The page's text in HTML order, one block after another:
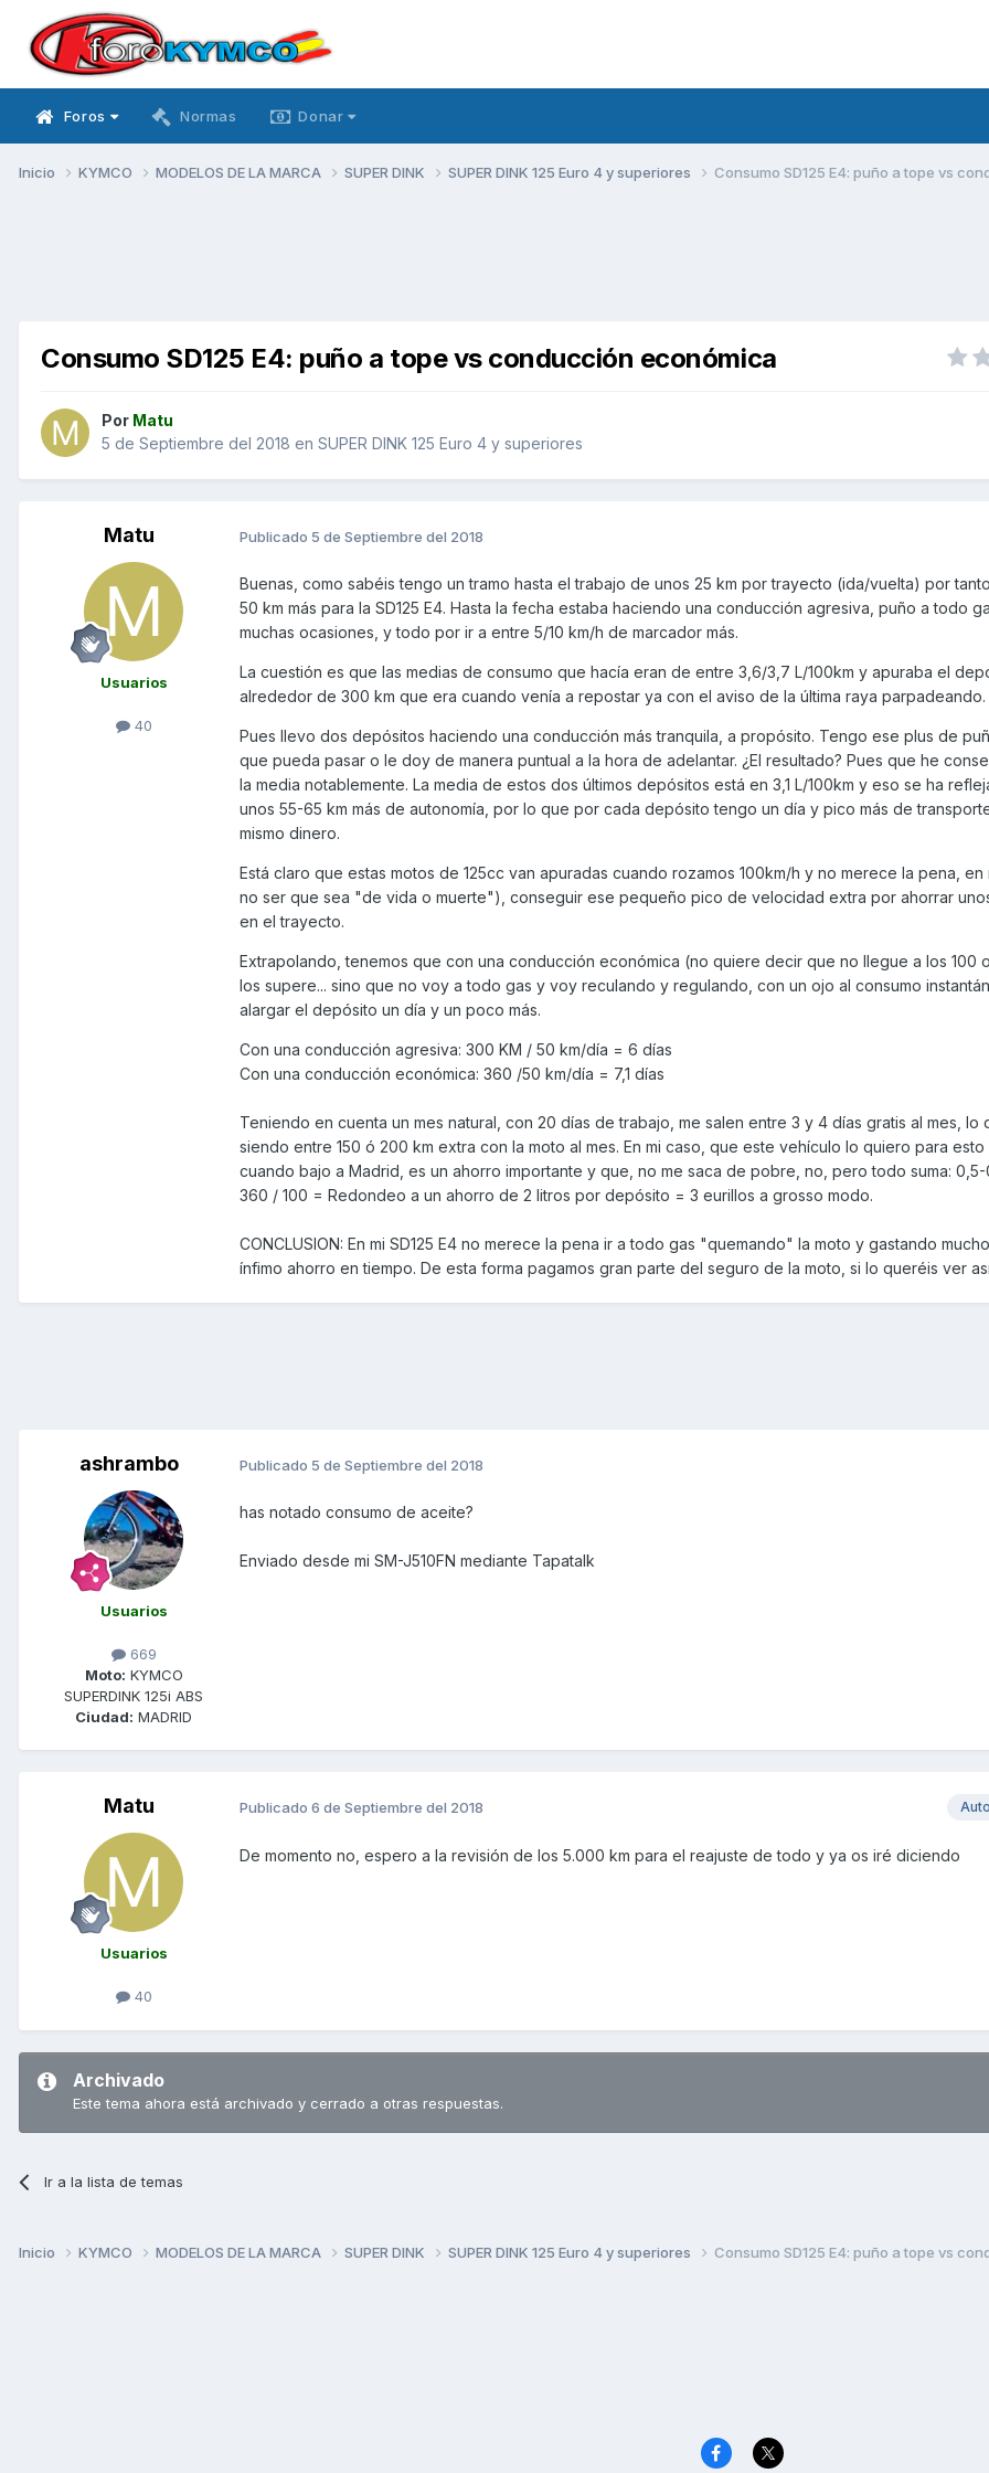
Foros Normas Donar
Inicio KYMCO MODELOS DE LA MARCA SUPER DINK SUPER DINK 125 Euro 4 y superiores Consumo SD125 E4: puño a tope vs
Consumo SD125 E4: puño a tope vs conducción económica
Por Matu
5 de Septiembre del 2018 en SUPER DINK 125 Euro 4 y superiores
Matu
Usuarios
40
Publicado 5 de Septiembre del 2018
Buenas, como sabéis tengo un tramo hasta el trabajo de unos 25 km por trayecto (ida/vuelta) por
50 km más para la SD125 E4. Hasta la fecha estaba haciendo una conducción agresiva, puño a todo
muchas ocasiones, y todo por ir a entre 5/10 km/h de marcador más.
La cuestión es que las medias de consumo que hacía eran de entre 3,6/3,7 L/100km y apuraba el
alrededor de 300 km que era cuando venía a repostar ya con el aviso de la última raya parpadeando.
Pues llevo dos depósitos haciendo una conducción más tranquila, a propósito. Tengo ese plus de
que pueda pasar o le doy de manera puntual a la hora de adelantar. ¿El resultado? Pues que he
la media notablemente. La media de estos dos últimos depósitos está en 3,1 L/100km y eso se ha
unos 55-65 km más de autonomía, por lo que por cada depósito tengo un día y pico más de
mismo dinero.
Está claro que estas motos de 125cc van apuradas cuando rozamos 100km/h y no merece la pena, en
no ser que sea "de vida o muerte"), conseguir ese pequeño pico de velocidad extra por ahorrar
en el trayecto.
Extrapolando, tenemos que con una conducción económica (no quiere decir que no llegue a los 100
los supere... sino que no voy a todo gas y voy reculando y regulando, con un ojo al consumo
alargar el depósito un día y un poco más.
Con una conducción agresiva: 300 KM / 50 km/día = 6 días
Con una conducción económica: 360 /50 km/día = 7,1 días
Teniendo en cuenta un mes natural, con 20 días de trabajo, me salen entre 3 y 4 días gratis al mes, lo
siendo entre 150 ó 200 km extra con la moto al mes. En mi caso, que este vehículo lo quiero para
cuando bajo a Madrid, es un ahorro importante y que, no me saca de pobre, no, pero todo suma:
360 / 100 = Redondeo a un ahorro de 2 litros por depósito = 3 eurillos a grosso modo.
CONCLUSION: En mi SD125 E4 no merece la pena ir a todo gas "quemando" la moto y gastando
ínfimo ahorro en tiempo. De esta forma pagamos gran parte del seguro de la moto, si lo queréis ver
ashrambo
Usuarios
669
Moto: KYMCO
SUPERDINK 125i ABS
Ciudad: MADRID
Publicado 5 de Septiembre del 2018
has notado consumo de aceite?
Enviado desde mi SM-J510FN mediante Tapatalk
Matu
Usuarios
40
Publicado 6 de Septiembre del 2018
De momento no, espero a la revisión de los 5.000 km para el reajuste de todo y ya os iré diciendo
Archivado
Este tema ahora está archivado y cerrado a otras respuestas.
Ir a la lista de temas
Inicio KYMCO MODELOS DE LA MARCA SUPER DINK SUPER DINK 125 Euro 4 y superiores Consumo SD125 E4: puño a tope vs